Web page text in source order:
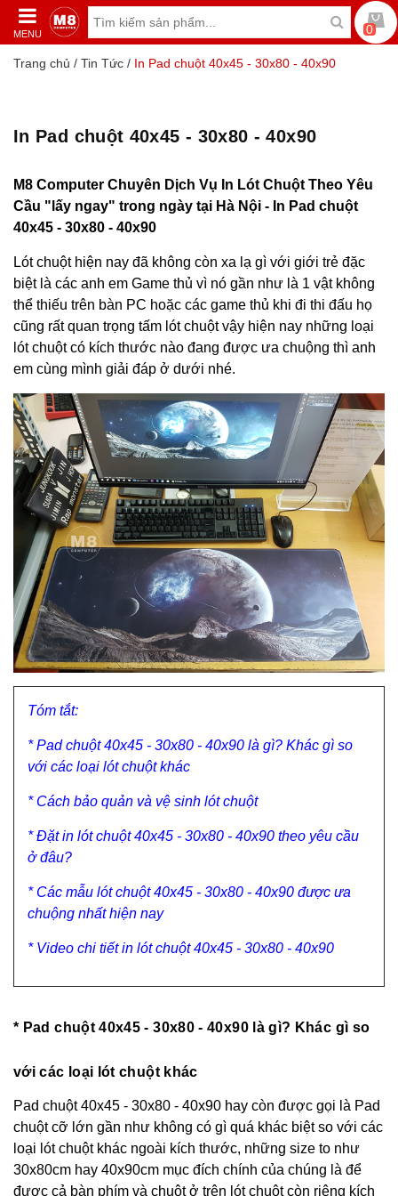
MENU 0
Trang chủ / Tin Tức / In Pad chuột 40x45 - 30x80 - 40x90
In Pad chuột 40x45 - 30x80 - 40x90
M8 Computer Chuyên Dịch Vụ In Lót Chuột Theo Yêu
Cầu "lấy ngay" trong ngày tại Hà Nội - In Pad chuột
40x45 - 30x80 - 40x90
Lót chuột hiện nay đã không còn xa lạ gì với giới trẻ đặc
biệt là các anh em Game thủ vì nó gần như là 1 vật không
thể thiếu trên bàn PC hoặc các game thủ khi đi thi đấu họ
cũng rất quan trọng tấm lót chuột vậy hiện nay những loại
lót chuột có kích thước nào đang được ưa chuộng thì anh
em cùng mình giải đáp ở dưới nhé.
Tóm tắt:
* Pad chuột 40x45 - 30x80 - 40x90 là gì? Khác gì so
với các loại lót chuột khác
* Cách bảo quản và vệ sinh lót chuột
* Đặt in lót chuột 40x45 - 30x80 - 40x90 theo yêu cầu
ở đâu?
* Các mẫu lót chuột 40x45 - 30x80 - 40x90 được ưa
chuộng nhất hiện nay
* Video chi tiết in lót chuột 40x45 - 30x80 - 40x90
* Pad chuột 40x45 - 30x80 - 40x90 là gì? Khác gì so
với các loại lót chuột khác
Pad chuột 40x45 - 30x80 - 40x90 hay còn được gọi là Pad
chuột cỡ lớn gần như không có gì quá khác biệt so với các
loại lót chuột khác ngoài kích thước, những size to như
30x80cm hay 40x90cm mục đích chính của chúng là để
được cả bàn phím và chuột ở trên lót chuột còn riêng kích